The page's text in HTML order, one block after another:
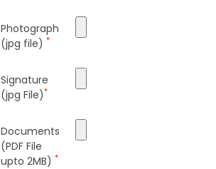
Photograph
(jpg file) *
Signature
(jpg File)*
Documents
(PDF File
upto 2MB) *